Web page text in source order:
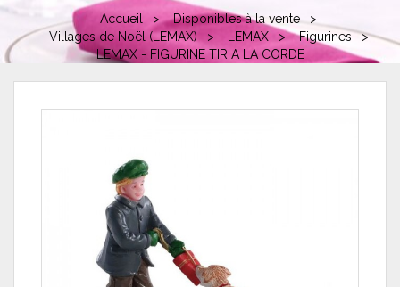
Accueil
Disponibles à la vente
Villages de Noël (LEMAX)
LEMAX
Figurines
LEMAX - FIGURINE TIR A LA CORDE